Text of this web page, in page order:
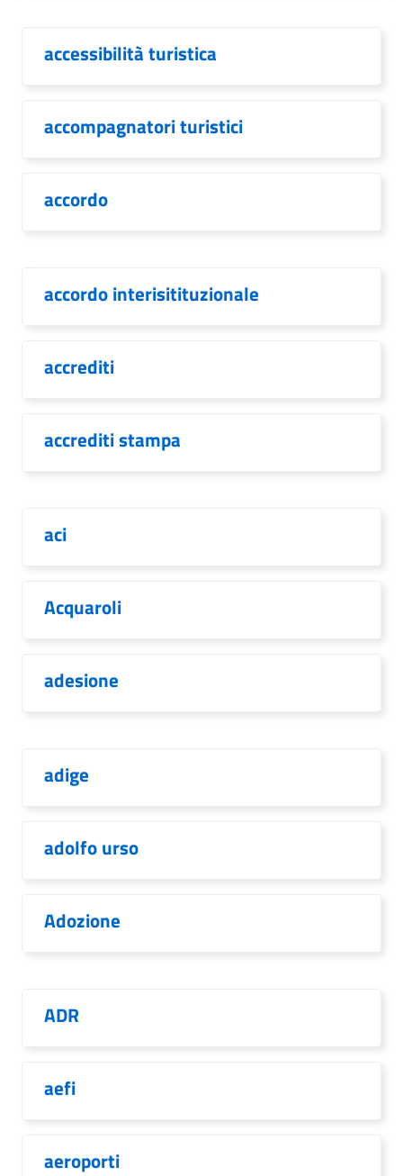
accessibilità turistica
accompagnatori turistici
accordo
accordo interisitituzionale
accrediti
accrediti stampa
aci
Acquaroli
adesione
adige
adolfo urso
Adozione
ADR
aefi
aeroporti